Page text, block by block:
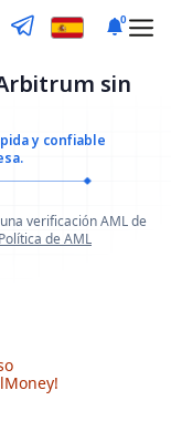
0
sin
y confiable
verificación AML de
Política de AML